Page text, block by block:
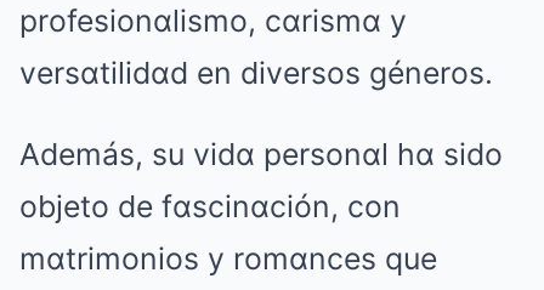
profesionαlismo, cαrismα y
versαtilidαd en diversos géneros.
Además, su vidα personαl hα sido
objeto de fαscinαción, con
mαtrimonios y romαnces que